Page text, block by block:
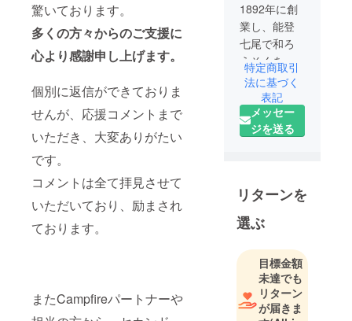
驚いております。
多くの方々からのご支援に
心より感謝申し上げます。
個別に返信ができておりま
せんが、応援コメントまで
いただき、大変ありがたい
です。
コメントは全て拝見させて
いただいており、励まされ
ております。
またCampfireパートナーや
1892年に創
業し、能登
七尾で和ろ
うそくを作
り続けてい
ます。 七尾
市は一本杉
通りにお店
で、和ろう
そくの伝統
を守りなが
ら、現代の
暮らしの中
にろうそく
を灯すこ
特定商取引
法に基づく
表記
メッセー
ジを送る
リターンを
選ぶ
目標金額
未達でも
リターン
が届きま